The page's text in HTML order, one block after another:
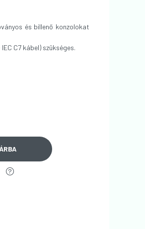
és billenő konzolokat
C7 kábel) szükséges.